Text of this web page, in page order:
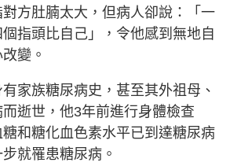
方肚腩太大，但病人卻說：「一
指頭比自己」，令他感到無地自
變。
家族糖尿病史，甚至其外祖母、
逝世，他3年前進行身體檢查
和糖化血色素水平已到達糖尿病
就罹患糖尿病。